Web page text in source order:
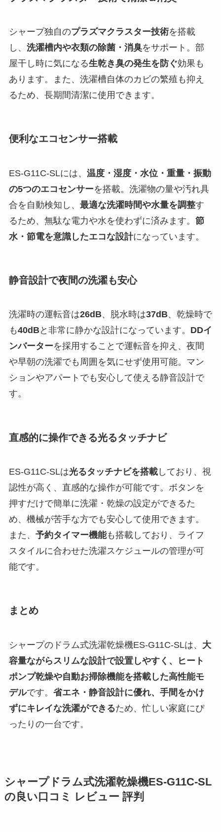
シャープ独自のプラズマクラスター技術を搭載
し、 洗濯槽内や衣類の除菌・消臭をサポート。部
屋干し時に気になる生乾き臭の発生を防ぐ効果も
あります。また、洗濯槽自体のカビの繁殖も抑え
るため、長期間清潔に使用できます。
便利なエコセンサー搭載
ES-G11C-SLには、 温度・湿度・水位・重量・振動
の5つのエコセンサーを搭載。洗濯物の量や汚れ具
合を自動検知し、 最適な洗濯時間や水量を調整す
るため、無駄な電力や水を使わずに済みます。 節
水・節電を意識したエコな設計になっています。
静音設計で夜間の洗濯も安心
洗濯時の運転音は26dB、脱水時は37dB、乾燥時で
も40dBと非常に静かな設計になっています。 DDイ
ンバーターを採用することで運転音を抑え、夜間
や早朝の洗濯でも周囲を気にせず使用可能。マン
ションやアパートでも安心して使える静音設計で
す。
直感的に操作できる光るタッチナビ
ES-G11C-SLは光るタッチナビを搭載しており、視
認性が高く、直感的な操作が可能です。ボタンを
押すだけで簡単に洗濯・乾燥の設定ができるた
め、機械が苦手な方でも安心して使用できます。
また、 予約タイマー機能も搭載しており、ライフ
スタイルに合わせた洗濯スケジュールの管理が可
能です。
まとめ
シャープのドラム式洗濯乾燥機ES-G11C-SLは、 大
容量ながらスリムな設計で設置しやすく、ヒート
ポンプ乾燥や自動お掃除機能を搭載した高性能モ
デルです。 省エネ・静音設計に優れ、手間をかけ
ずにキレイな洗濯ができるため、忙しい家庭にぴ
ったりの一台です。
シャープドラム式洗濯乾燥機ES-G11C-SL
の良い口コミ レビュー 評判